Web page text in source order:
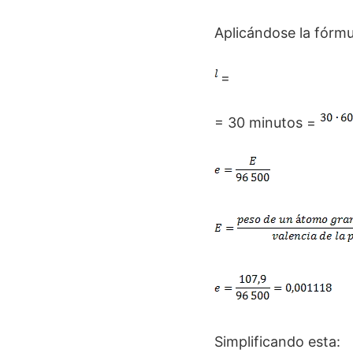
Aplicándose la
=
= 30 minutos =
Simplificando esta: